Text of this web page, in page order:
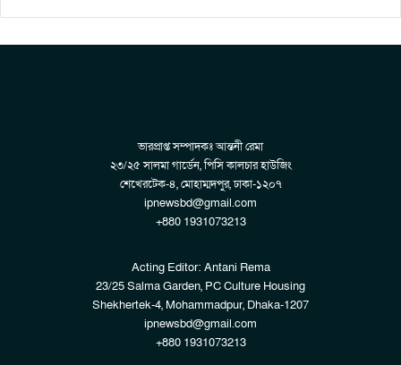
ভারপ্রাপ্ত সম্পাদকঃ আন্তনী রেমা
২৩/২৫ সালমা গার্ডেন, পিসি কালচার হাউজিং
শেখেরটেক-৪, মোহাম্মদপুর, ঢাকা-১২০৭
ipnewsbd@gmail.com
+880 1931073213
Acting Editor: Antani Rema
23/25 Salma Garden, PC Culture Housing
Shekhertek-4, Mohammadpur, Dhaka-1207
ipnewsbd@gmail.com
+880 1931073213